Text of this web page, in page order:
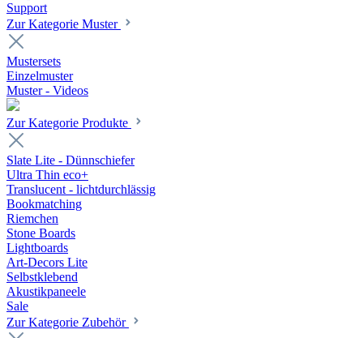
Support
Zur Kategorie Muster
Mustersets
Einzelmuster
Muster - Videos
Zur Kategorie Produkte
Slate Lite - Dünnschiefer
Ultra Thin eco+
Translucent - lichtdurchlässig
Bookmatching
Riemchen
Stone Boards
Lightboards
Art-Decors Lite
Selbstklebend
Akustikpaneele
Sale
Zur Kategorie Zubehör